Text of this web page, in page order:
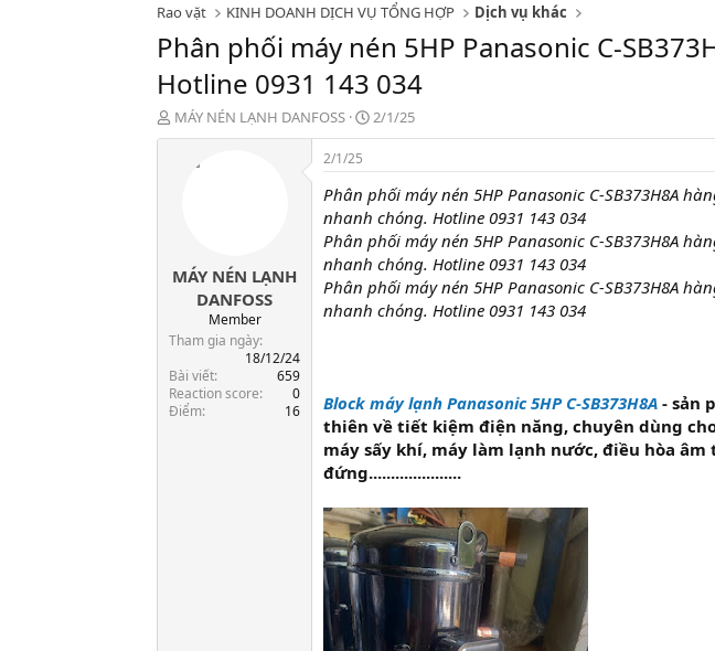
Rao vặt KINH DOANH DỊCH VỤ TỔNG HỢP Dịch vụ khác
Phân phối máy nén 5HP Panasonic C-
Hotline 0931 143 034
T
h
a
e
MÁY NÉN LẠNH DANFOSS
N
g
y
g
ử
i
2/1/25
MÁY NÉN LẠNH
DANFOSS
Member
Tham gia ngày
18/12/24
Bài viết
659
Reaction score
0
Điểm
16
2/1/25
Phân phối máy nén 5HP Panasonic C-SB373H8A
nhanh chóng. Hotline 0931 143 034
Phân phối máy nén 5HP Panasonic C-SB373H8A
nhanh chóng. Hotline 0931 143 034
Phân phối máy nén 5HP Panasonic C-SB373H8A
nhanh chóng. Hotline 0931 143 034
Block máy lạnh Panasonic 5HP C-SB373H8A - sản
thiên về tiết kiệm điện năng, chuyên dùng
máy sấy khí, máy làm lạnh nước, điều hòa
đứng.....................